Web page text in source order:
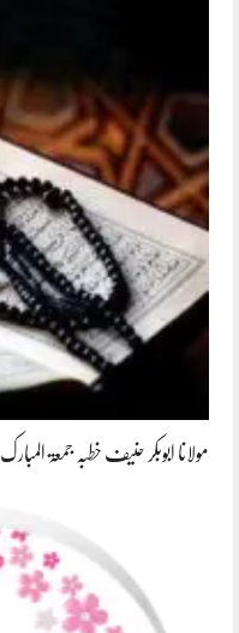
مولانا ابوبکر حنیف خطبہ جمعۃ المبارک 2023-04-21